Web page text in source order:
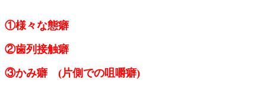
①様々な態癖
②歯列接触癖
③かみ癖 (片側での咀嚼癖)